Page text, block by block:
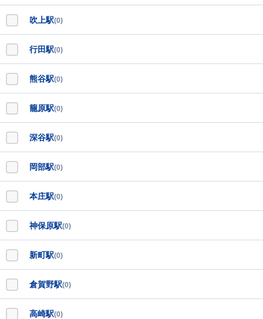
吹上駅(0)
行田駅(0)
熊谷駅(0)
籠原駅(0)
深谷駅(0)
岡部駅(0)
本庄駅(0)
神保原駅(0)
新町駅(0)
倉賀野駅(0)
高崎駅(0)